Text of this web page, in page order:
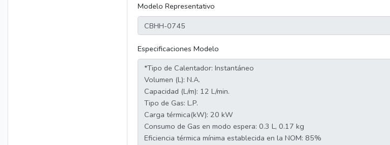
Modelo Representativo
Especificaciones Modelo